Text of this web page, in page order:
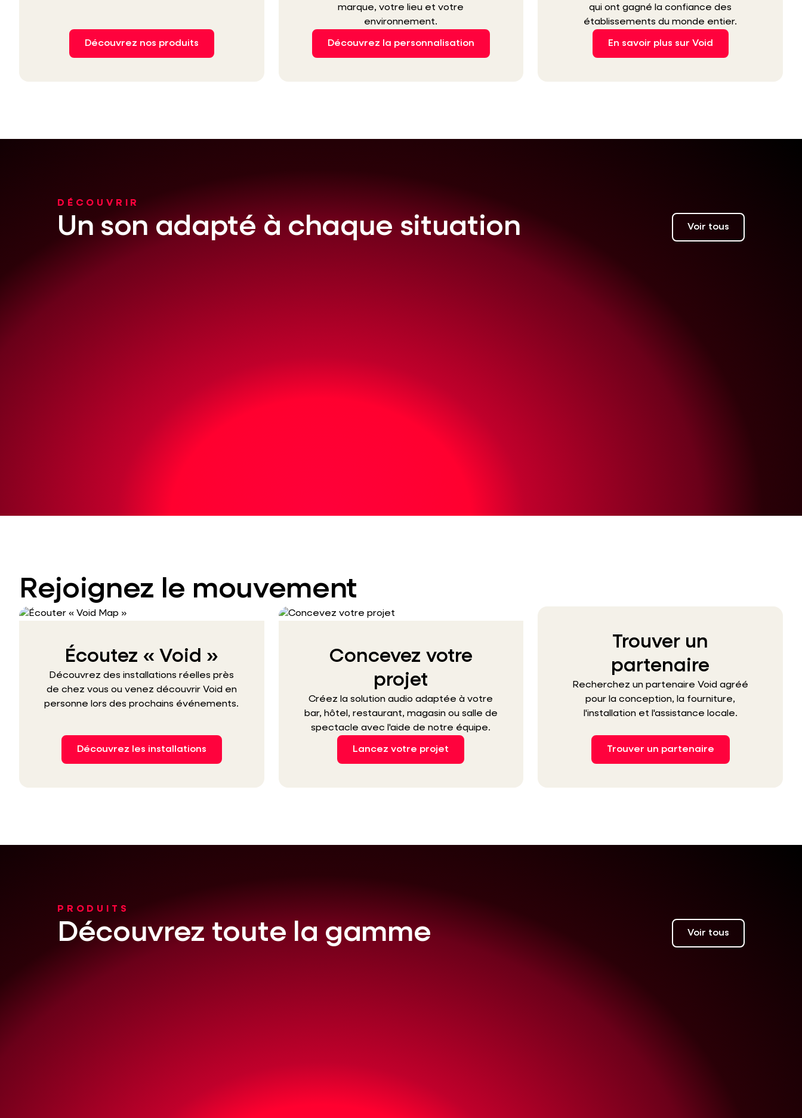
Découvrez nos produits
marque, votre lieu et votre
environnement.
Découvrez la personnalisation
qui ont gagné la confiance des
établissements du monde entier.
En savoir plus sur Void
DÉCOUVRIR
Un son adapté à chaque situation Voir tous
Rejoignez le mouvement
Écoutez « Void »
Découvrez des installations réelles près
de chez vous ou venez découvrir Void en
personne lors des prochains événements.
Découvrez les installations
Concevez votre
projet
Créez la solution audio adaptée à votre
bar, hôtel, restaurant, magasin ou salle de
spectacle avec l'aide de notre équipe.
Lancez votre projet
Trouver un
partenaire
Recherchez un partenaire Void agréé
pour la conception, la fourniture,
l'installation et l'assistance locale.
Trouver un partenaire
PRODUITS
Découvrez toute la gamme Voir tous